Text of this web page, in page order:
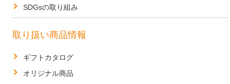
SDGsの取り組み
取り扱い商品情報
ギフトカタログ
オリジナル商品